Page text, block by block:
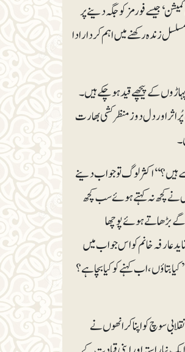
جیسے فورمز کو جگہ دینے پر
زندہ رکھنے میں اہم کردار ادا
کے پہاڑوں کے پیچھے قید ہوچکے ہیں۔
اور دل دوز منظر کشی بھارت
۲۰۱۹ء کے فیصلے کے بعد حالات کیسے ہیں؟‘‘اکثر لوگ تو جواب دینے
نے کچھ نہ کہتے ہوئے سب کچھ
بڑھاتے ہوئے پوچھا
عارفہ خانم کو اس جواب میں
بتاؤں، اب کہنے کو کیا بچا ہے؟
سوچ کو اپنا کرانھوں نے